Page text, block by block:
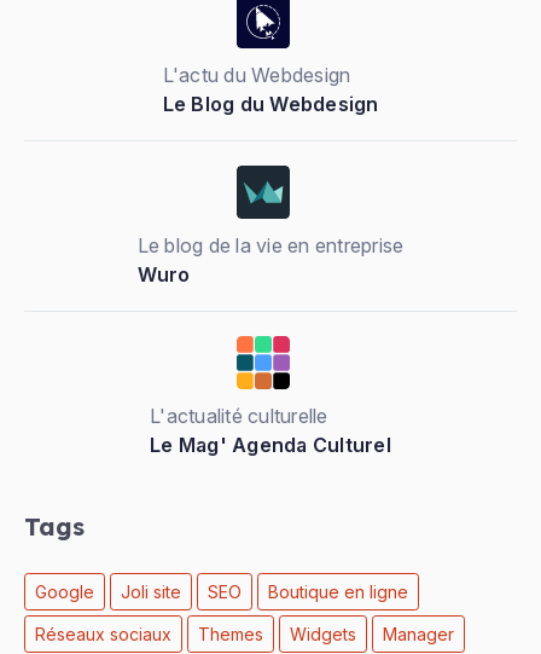
L'actu du Webdesign
Le Blog du Webdesign
Le blog de la vie en entreprise
Wuro
L'actualité culturelle
Le Mag' Agenda Culturel
Tags
Google Joli site SEO Boutique en ligne
Réseaux sociaux Themes Widgets Manager